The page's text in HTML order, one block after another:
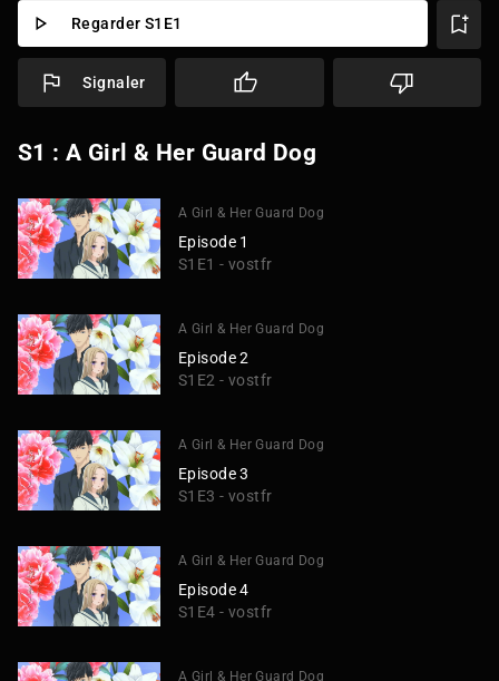
Regarder S1E1
Signaler
S1 : A Girl & Her Guard Dog
A Girl & Her Guard Dog
Episode 1
S1E1 - vostfr
A Girl & Her Guard Dog
Episode 2
S1E2 - vostfr
A Girl & Her Guard Dog
Episode 3
S1E3 - vostfr
A Girl & Her Guard Dog
Episode 4
S1E4 - vostfr
A Girl & Her Guard Dog